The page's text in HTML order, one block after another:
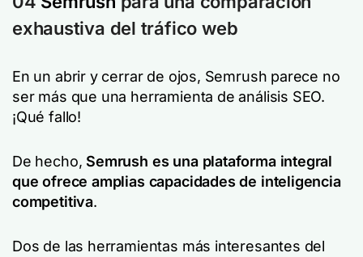
exhaustiva del tráfico web
En un abrir y cerrar de ojos, Semrush parece no
ser más que una herramienta de análisis SEO.
¡Qué fallo!
De hecho, Semrush es una plataforma integral
que ofrece amplias capacidades de inteligencia
competitiva.
Dos de las herramientas más interesantes del